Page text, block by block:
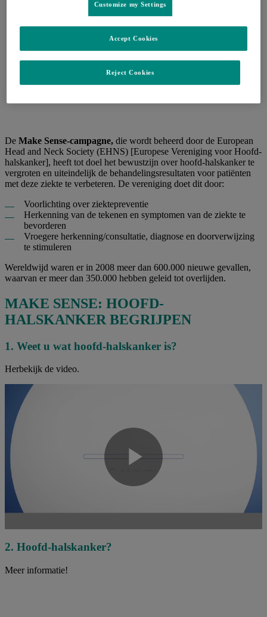
De Make Sense-campagne, die wordt beheerd door de European
Head and Neck Society (EHNS) [Europese Vereniging voor Hoofd-
halskanker], heeft tot doel het bewustzijn over hoofd-halskanker te
vergroten en uiteindelijk de behandelingsresultaten voor patiënten
met deze ziekte te verbeteren. De vereniging doet dit door:
Voorlichting over ziektepreventie
Herkenning van de tekenen en symptomen van de ziekte te
bevorderen
Vroegere herkenning/consultatie, diagnose en doorverwijzing
te stimuleren
Wereldwijd waren er in 2008 meer dan 600.000 nieuwe gevallen,
waarvan er meer dan 350.000 hebben geleid tot overlijden.
MAKE SENSE: HOOFD-
HALSKANKER BEGRIJPEN
1. Weet u wat hoofd-halskanker is?
Herbekijk de video.
Play
2. Hoofd-halskanker?
Meer informatie!
Customize my Settings
Reject Cookies
Accept Cookies